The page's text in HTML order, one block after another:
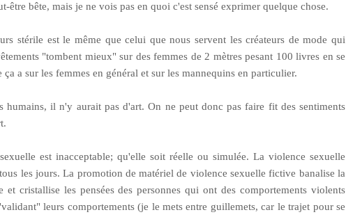
être bête, mais je ne vois pas en quoi c'est sensé exprimer quelque chose.
stérile est le même que celui que nous servent les créateurs de mode qui
"tombent mieux" sur des femmes de 2 mètres pesant 100 livres en se
a sur les femmes en général et sur les mannequins en particulier.
humains, il n'y aurait pas d'art. On ne peut donc pas faire fit des sentiments
est inacceptable; qu'elle soit réelle ou simulée. La violence sexuelle
les jours. La promotion de matériel de violence sexuelle fictive banalise la
et cristallise les pensées des personnes qui ont des comportements violents
leurs comportements (je le mets entre guillemets, car le trajet pour se